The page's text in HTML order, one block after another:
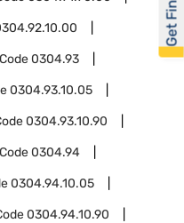
0304.93
0304.93.10.05
0304.93.10.90
0304.94
0304.94.10.05
0304.94.10.90